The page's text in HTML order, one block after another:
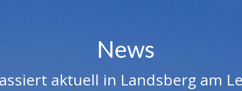
News
aktuell in Landsberg am